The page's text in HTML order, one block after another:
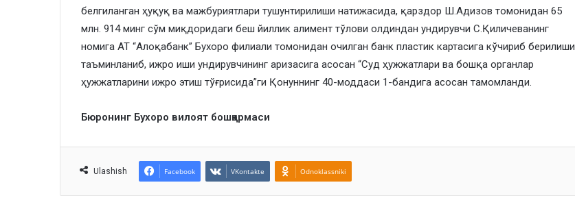
белгиланган ҳуқуқ ва мажбуриятлари тушунтирилиши натижасида, қарздор Ш.Адизов томонидан 65
млн. 914 минг сўм миқдоридаги беш йиллик алимент тўлови олдиндан ундирувчи С.Қиличеванинг
номига АТ “Алоқабанк” Бухоро филиали томонидан очилган банк пластик картасига кўчириб берилиши
таъминланиб, ижро иши ундирувчининг аризасига асосан “Суд ҳужжатлари ва бошқа органлар
ҳужжатларини ижро этиш тўғрисида”ги Қонуннинг 40-моддаси 1-бандига асосан тамомланди.
Бюронинг Бухоро вилоят бошқармаси
Ulashish Facebook VKontakte Odnoklassniki